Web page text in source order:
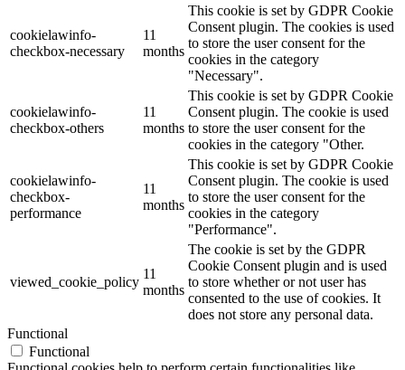
cookielawinfo-
checkbox-necessary
11
months
This cookie is set by GDPR Cookie
Consent plugin. The cookies is used
to store the user consent for the
cookies in the category
"Necessary".
cookielawinfo-
checkbox-others
11
months
This cookie is set by GDPR Cookie
Consent plugin. The cookie is used
to store the user consent for the
cookies in the category "Other.
cookielawinfo-
checkbox-
performance
11
months
This cookie is set by GDPR Cookie
Consent plugin. The cookie is used
to store the user consent for the
cookies in the category
"Performance".
viewed_cookie_policy
11
months
The cookie is set by the GDPR
Cookie Consent plugin and is used
to store whether or not user has
consented to the use of cookies. It
does not store any personal data.
Functional
Functional